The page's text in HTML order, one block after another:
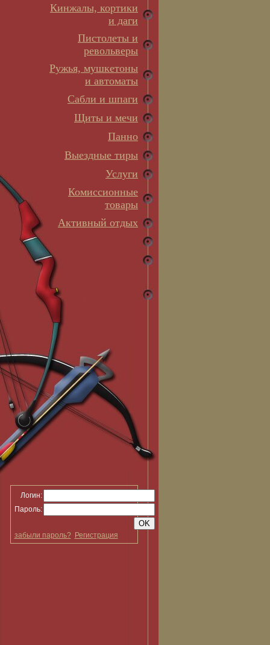
Кинжалы, кортики
и даги
Пистолеты и
револьверы
Ружья, мушкетоны
и автоматы
Сабли и шпаги
Щиты и мечи
Панно
Выездные тиры
Услуги
Комиссионные
товары
Активный отдых
Логин:
Пароль:
забыли пароль? Регистрация